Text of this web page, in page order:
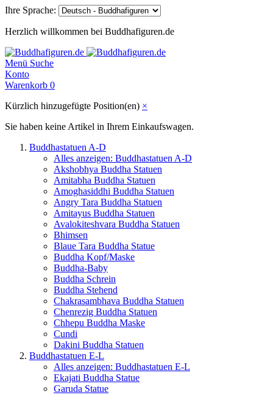
Ihre Sprache:
Herzlich willkommen bei Buddhafiguren.de
Menü Suche
Konto
Warenkorb 0
Kürzlich hinzugefügte Position(en) ×
Sie haben keine Artikel in Ihrem Einkaufswagen.
Buddhastatuen A-D
Alles anzeigen: Buddhastatuen A-D
Akshobhya Buddha Statuen
Amitabha Buddha Statuen
Amoghasiddhi Buddha Statuen
Angry Tara Buddha Statuen
Amitayus Buddha Statuen
Avalokiteshvara Buddha Statuen
Bhimsen
Blaue Tara Buddha Statue
Buddha Kopf/Maske
Buddha-Baby
Buddha Schrein
Buddha Stehend
Chakrasambhava Buddha Statuen
Chenrezig Buddha Statuen
Chhepu Buddha Maske
Cundi
Dakini Buddha Statuen
Buddhastatuen E-L
Alles anzeigen: Buddhastatuen E-L
Ekajati Buddha Statue
Garuda Statue